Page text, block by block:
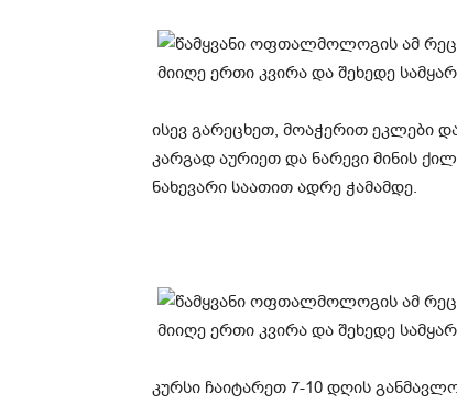
ისევ გარეცხეთ, მოაჭერით ეკლები
კარგად აურიეთ და ნარევი მინის
ნახევარი საათით ადრე ჭამამდე.
კურსი ჩაიტარეთ 7-10 დღის